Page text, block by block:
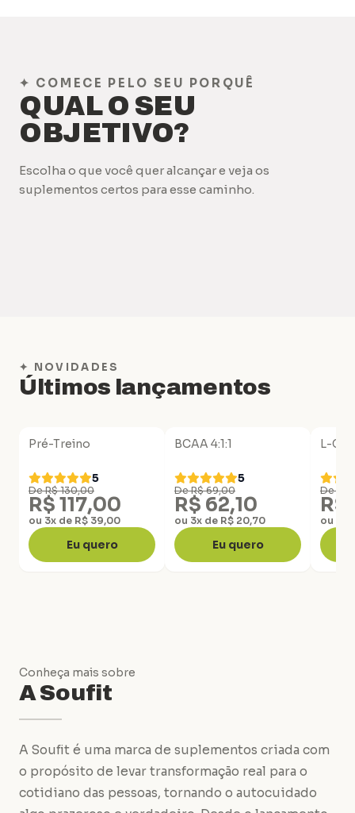
✦ COMECE PELO SEU PORQUÊ
QUAL O SEU
OBJETIVO?
Escolha o que você quer alcançar e veja os
suplementos certos para esse caminho.
Ganho de massa muscular
✦ NOVIDADES
Últimos lançamentos
Pré-Treino
5
De R$ 130,00
R$ 117,00
ou 3x de R$ 39,00
Eu quero
BCAA 4:1:1
5
De R$ 69,00
R$ 62,10
ou 3x de R$ 20,70
Eu quero
L-
De R$
R$
ou 3x
Conheça mais sobre
A Soufit
A Soufit é uma marca de suplementos criada com
o propósito de levar transformação real para o
cotidiano das pessoas, tornando o autocuidado